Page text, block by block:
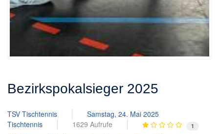
Bezirkspokalsieger 2025
TSV Tischtennis
Samstag, 24. Mai 2025
Tischtennis
1629 Aufrufe 1